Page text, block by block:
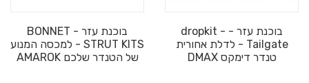
בוכנת עזר - dropkit -
Tailgate - לדלת אחורית
טנדר דימקס DMAX
בוכנת עזר - BONNET
STRUT KITS - למכסה המנוע
של הטנדר שלכם AMAROK